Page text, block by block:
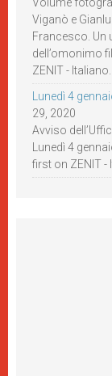
Viganò e
Francesco. Un
dell’omonimo
ZENIT - Italiano.
Lunedì 4
29, 2020
Avviso
Lunedì 4
first on ZENIT -